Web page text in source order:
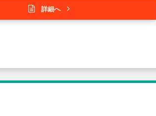
詳細へ